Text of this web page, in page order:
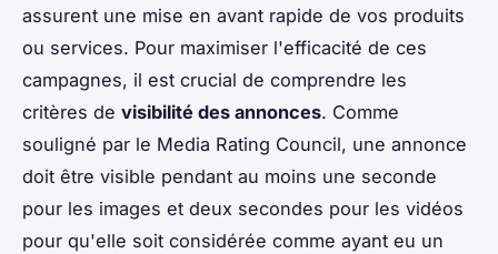
assurent une mise en avant rapide de vos produits
ou services. Pour maximiser l'efficacité de ces
campagnes, il est crucial de comprendre les
critères de visibilité des annonces. Comme
souligné par le Media Rating Council, une annonce
doit être visible pendant au moins une seconde
pour les images et deux secondes pour les vidéos
pour qu'elle soit considérée comme ayant eu un